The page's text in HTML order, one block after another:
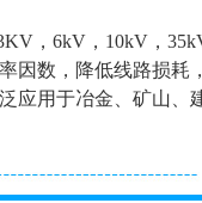
，6kV，10kV，
因数，降低线路损耗
应用于冶金、矿山、